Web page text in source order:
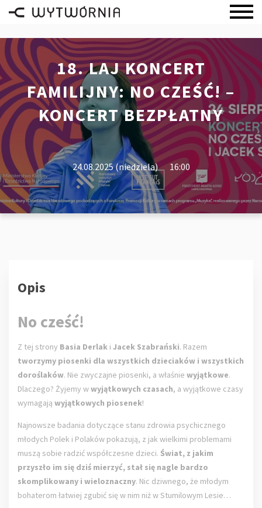
18. LAJ KONCERT
FAMILIJNY: NO CZEŚĆ! –
KONCERT BEZPŁATNY
24.08.2025 (niedziela) 16:00
Opis
No cześć!
Z tej strony Basia Derlak i Jacek Szabrański. Razem
tworzymy piosenki dla wszystkich dzieciaków i wszystkich
doroślaków. Nie zwyczajne piosenki, a właśnie wyjątkowe.
Dlaczego? Żyjemy wwyjątkowych czasach, a wyjątkowe czasy
wymagają wyjątkowych piosenek!
Najnowsze badania dotyczące stanu zdrowia psychicznego
młodych Polek i Polaków pokazują, z jak wielkimi problemami
muszą sobie radzić współczesne dzieci. Świat, z jakim
przyszło im się dziś mierzyć, stał się nagle bardzo
skomplikowany i wieloznaczny. Nic dziwnego, że młodym
bohaterom łatwiej zgubić się w nim niż w Stumilowym Lesie…